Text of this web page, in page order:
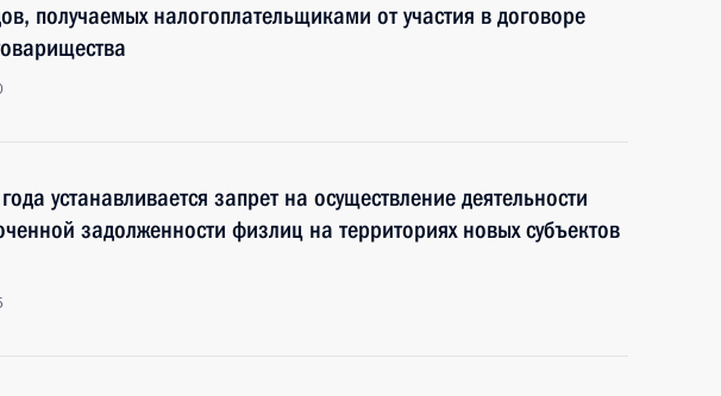
получаемых налогоплательщиками от участия в договоре
устанавливается запрет на осуществление деятельности
задолженности физлиц на территориях новых субъектов